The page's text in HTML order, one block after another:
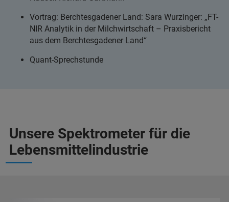
Vortrag: Berchtesgadener Land: Sara Wurzinger: „FT-
NIR Analytik in der Milchwirtschaft – Praxisbericht
aus dem Berchtesgadener Land“
Quant-Sprechstunde
Unsere Spektrometer für die
Lebensmittelindustrie